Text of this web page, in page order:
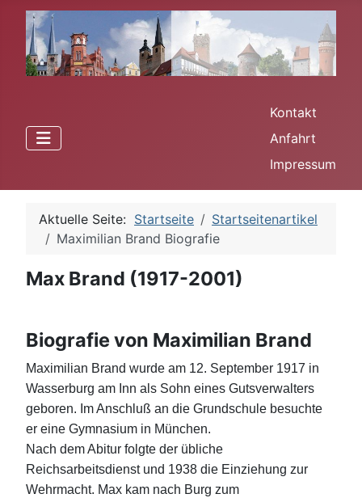
Kontakt
Anfahrt
Impressum
Aktuelle Seite: Startseite
Startseitenartikel
Maximilian Brand Biografie
Max Brand (1917-2001)
Biografie von Maximilian Brand
Maximilian Brand wurde am 12. September 1917 in
Wasserburg am Inn als Sohn eines Gutsverwalters
geboren. Im Anschluß an die Grundschule besuchte
er eine Gymnasium in München.
Nach dem Abitur folgte der übliche
Reichsarbeitsdienst und 1938 die Einziehung zur
Wehrmacht. Max kam nach Burg zum